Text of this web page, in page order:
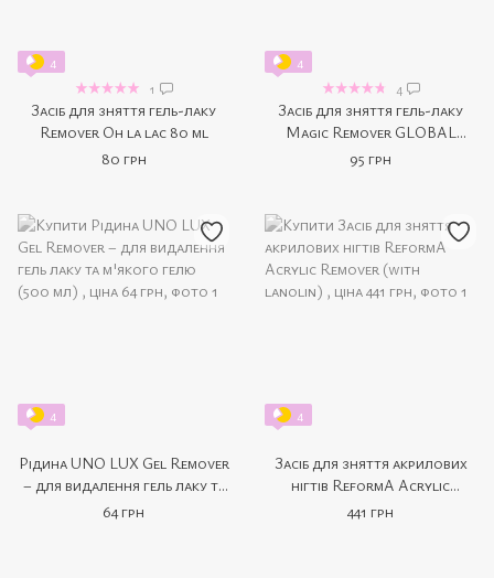
4
1
Засіб для зняття гель-лаку
Remover Oh la lac 80 ml
80 грн
4
4
Засіб для зняття гель-лаку
Magic Remover GLOBAL
FASHION 15 ml
95 грн
4
Рідина UNO LUX Gel Remover
– для видалення гель лаку та
м'якого гелю (100 мл)
64 грн
4
Засіб для зняття акрилових
нігтів ReformA Acrylic
Remover (with lanolin)
441 грн